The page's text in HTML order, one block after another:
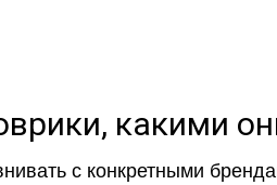
какими
с конкретными